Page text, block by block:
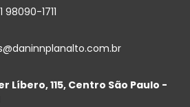
98090-1711
Líbero, 115, Centro São Paulo -